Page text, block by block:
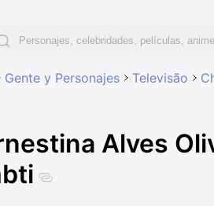
Gente y Personajes Televisão
Alves